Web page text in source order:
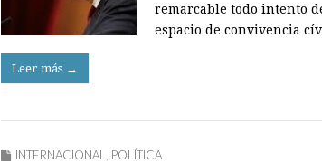
remarcable todo intento
espacio de convivencia
Leer más →
INTERNACIONAL POLÍTICA